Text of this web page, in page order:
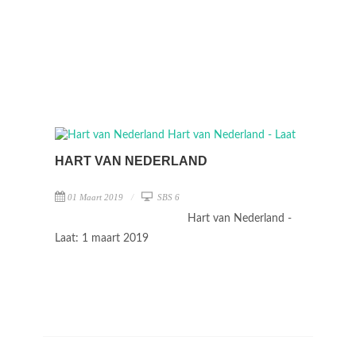
HART VAN NEDERLAND
01 Maart 2019 SBS 6
Hart van Nederland -
Laat: 1 maart 2019